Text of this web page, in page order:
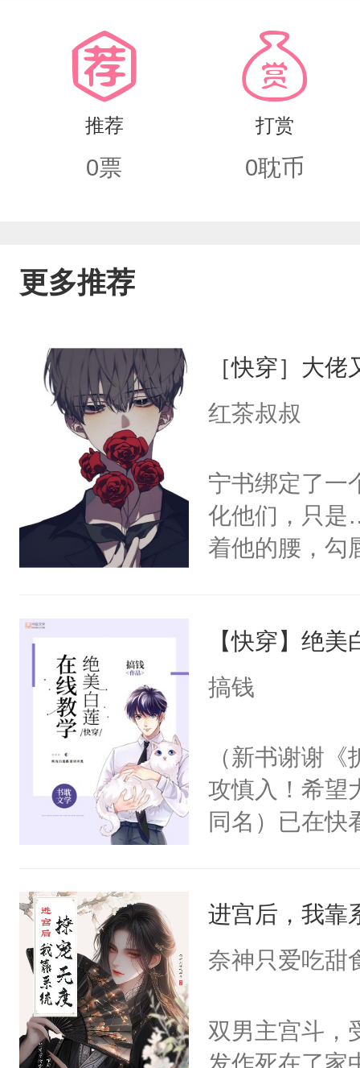
推荐
0票
打赏
0耽币
更多推荐
［快穿］大
红茶叔叔
宁书绑定了一
化他们，只是
着他的腰，勾
来，给老公
用力——为你
【快穿】绝
搞钱
（新书谢谢
攻慎入！希望
同名）已在快
成为所有白莲
I，他们决定
莲花可不止有
点脑袋，看着
进宫后，我靠
奈神只爱吃甜
双男主宫斗，
发作死在了家